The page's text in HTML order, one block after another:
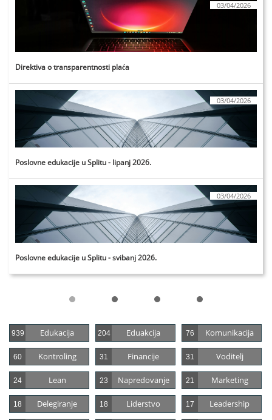
Direktiva o transparentnosti plaća
03/04/2026
Poslovne edukacije u Splitu - lipanj 2026.
03/04/2026
Poslovne edukacije u Splitu - svibanj 2026.
03/04/2026
Edukacija
939 Eduakcija
204 Komunikacija
76
Kontroling
60 Financije
31 Voditelj
31
Lean
24 Napredovanje
23 Marketing
21
Delegiranje
18 Liderstvo
18 Leadership
17